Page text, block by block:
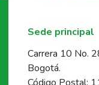
Sede principal
Carrera 10 No.
Bogotá.